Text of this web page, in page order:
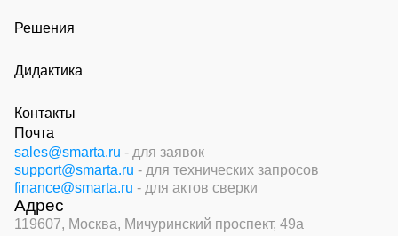
Решения
Дидактика
Контакты
Почта
sales@smarta.ru - для заявок
support@smarta.ru - для технических запросов
finance@smarta.ru - для актов сверки
Адрес
119607, Москва, Мичуринский проспект, 49а